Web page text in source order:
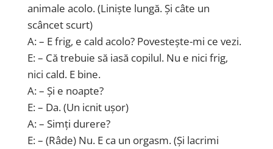
animale acolo. (Liniște lungă. Și câte un
scâncet scurt)
A: – E frig, e cald acolo? Povestește-mi ce vezi.
E: – Că trebuie să iasă copilul. Nu e nici frig,
nici cald. E bine.
A: – Și e noapte?
E: – Da. (Un icnit ușor)
A: – Simți durere?
E: – (Râde) Nu. E ca un orgasm. (Și lacrimi